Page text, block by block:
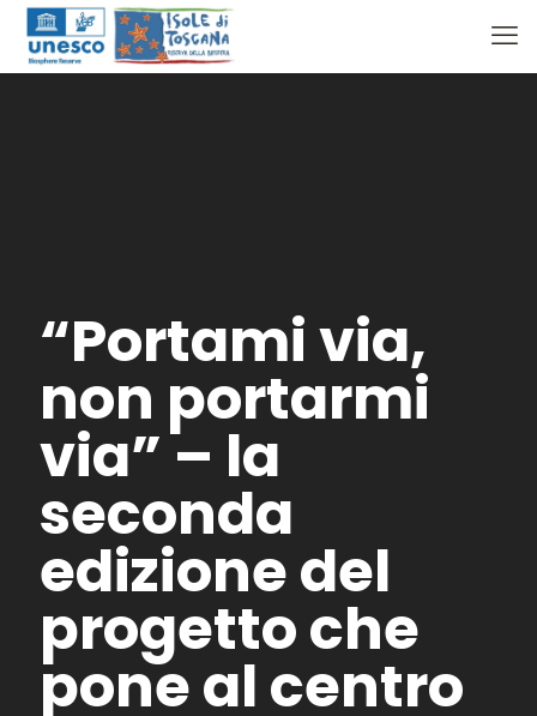
“Portami via,
non portarmi
via” – la
seconda
edizione del
progetto che
pone al centro